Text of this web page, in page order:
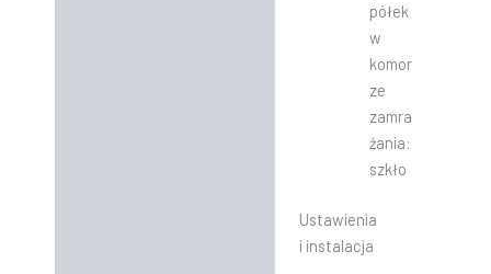
półek
w
komor
ze
zamra
żania:
szkło
Ustawienia
i instalacja